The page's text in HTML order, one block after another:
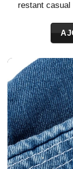
restant